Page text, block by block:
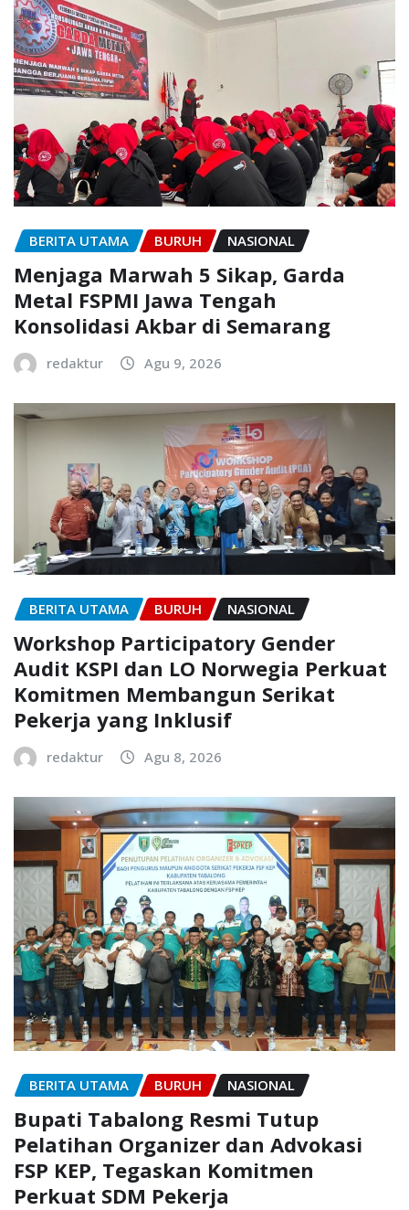
BERITA UTAMA BURUH NASIONAL
Menjaga Marwah 5 Sikap, Garda
Metal FSPMI Jawa Tengah
Konsolidasi Akbar di Semarang
redaktur Agu 9, 2026
BERITA UTAMA BURUH NASIONAL
Workshop Participatory Gender
Audit KSPI dan LO Norwegia Perkuat
Komitmen Membangun Serikat
Pekerja yang Inklusif
redaktur Agu 8, 2026
BERITA UTAMA BURUH NASIONAL
Bupati Tabalong Resmi Tutup
Pelatihan Organizer dan Advokasi
FSP KEP, Tegaskan Komitmen
Perkuat SDM Pekerja